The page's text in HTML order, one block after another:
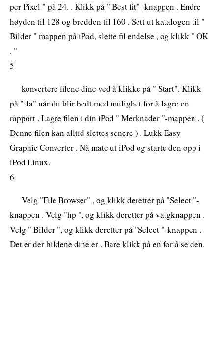
per Pixel " på 24. . Klikk på " Best fit" -knappen . Endre
høyden til 128 og bredden til 160 . Sett ut katalogen til "
Bilder " mappen på iPod, slette fil endelse , og klikk " OK
. "
5
konvertere filene dine ved å klikke på " Start". Klikk
på " Ja" når du blir bedt med mulighet for å lagre en
rapport . Lagre filen i din iPod " Merknader "-mappen . (
Denne filen kan alltid slettes senere ) . Lukk Easy
Graphic Converter . Nå mate ut iPod og starte den opp i
iPod Linux.
6
Velg "File Browser" , og klikk deretter på "Select "-
knappen . Velg "hp ", og klikk deretter på valgknappen .
Velg " Bilder ", og klikk deretter på "Select "-knappen .
Det er der bildene dine er . Bare klikk på en for å se den.